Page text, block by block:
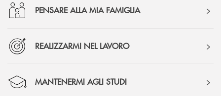
PENSARE ALLA MIA FAMIGLIA
REALIZZARMI NEL LAVORO
MANTENERMI AGLI STUDI